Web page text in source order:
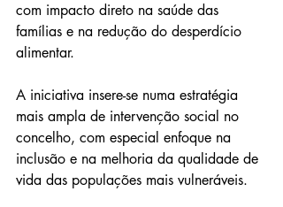
com impacto direto na saúde das
famílias e na redução do desperdício
alimentar.
A iniciativa insere-se numa estratégia
mais ampla de intervenção social no
concelho, com especial enfoque na
inclusão e na melhoria da qualidade de
vida das populações mais vulneráveis.